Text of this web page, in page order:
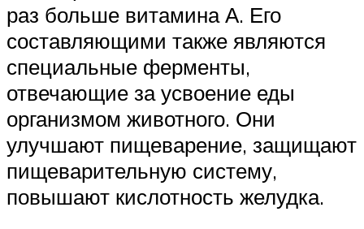
раз больше витамина А. Его
составляющими также являются
специальные ферменты,
отвечающие за усвоение еды
организмом животного. Они
улучшают пищеварение, защищают
пищеварительную систему,
повышают кислотность желудка.